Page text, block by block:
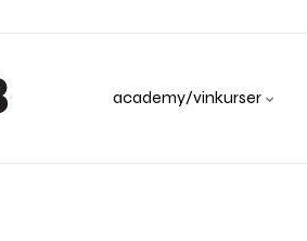
academy/vinkurser